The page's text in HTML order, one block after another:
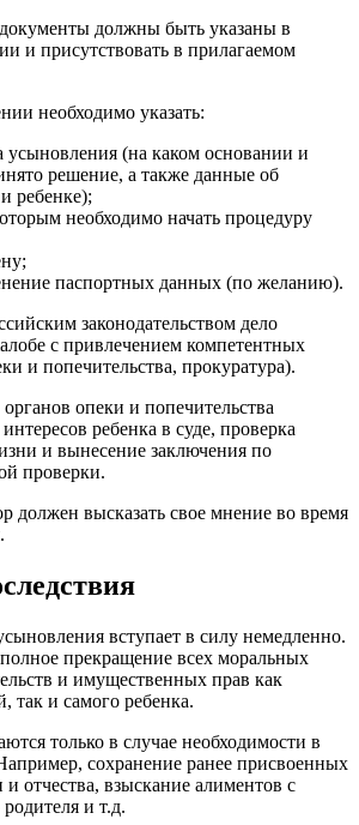
должны быть указаны в
и присутствовать в прилагаемом
необходимо указать:
усыновления (на каком основании и
решение, а также данные об
ребенке);
необходимо начать процедуру
паспортных данных (по желанию).
законодательством дело
с привлечением компетентных
и попечительства, прокуратура).
опеки и попечительства
ребенка в суде, проверка
и вынесение заключения по
проверки.
должен высказать свое мнение во время
вступает в силу немедленно.
прекращение всех моральных
и имущественных прав как
так и самого ребенка.
только в случае необходимости в
сохранение ранее присвоенных
отчества, взыскание алиментов с
и т.д.